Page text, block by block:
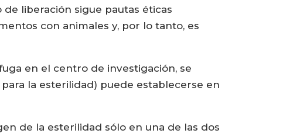
liberación sigue pautas éticas
con animales y, por lo tanto, es
en el centro de investigación, se
la esterilidad) puede establecerse en
de la esterilidad sólo en una de las dos